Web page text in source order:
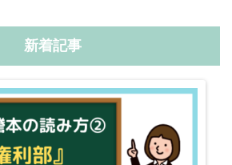
新着記事